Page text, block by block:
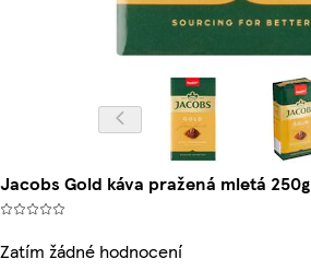
Jacobs Gold káva pražená mletá 250g
Zatím žádné hodnocení